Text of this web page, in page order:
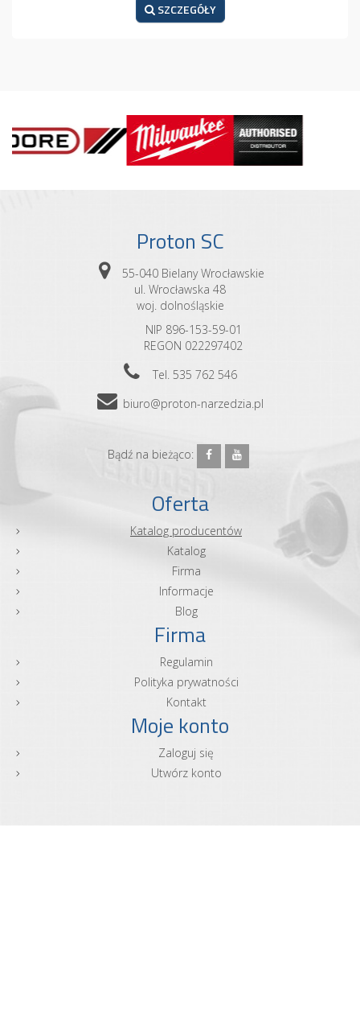
SZCZEGÓŁY
Proton SC
55-040 Bielany Wrocławskie
ul. Wrocławska 48
woj. dolnośląskie
NIP 896-153-59-01
REGON 022297402
Tel. 535 762 546
biuro@proton-narzedzia.pl
Bądź na bieżąco:
Oferta
Katalog producentów
Katalog
Firma
Informacje
Blog
Firma
Regulamin
Polityka prywatności
Kontakt
Moje konto
Zaloguj się
Utwórz konto